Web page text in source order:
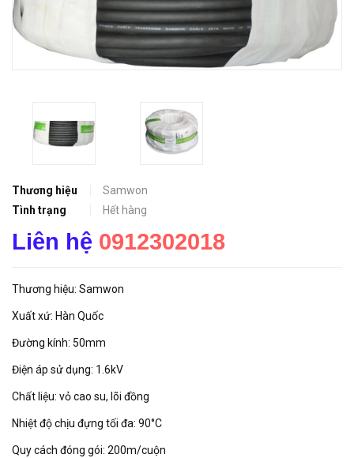
Thương hiệu
Samwon
Tình trạng
Hết hàng
Liên hệ 0912302018
Thương hiệu: Samwon
Xuất xứ: Hàn Quốc
Đường kính: 50mm
Điện áp sử dụng: 1.6kV
Chất liệu: vỏ cao su, lõi đồng
Nhiệt độ chịu đựng tối đa: 90°C
Quy cách đóng gói: 200m/cuộn